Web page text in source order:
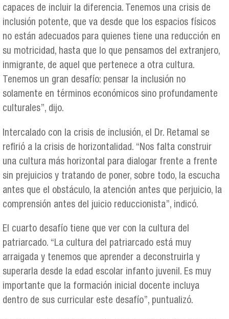
capaces de incluir la diferencia. Tenemos una crisis de
inclusión potente, que va desde que los espacios físicos
no están adecuados para quienes tiene una reducción en
su motricidad, hasta que lo que pensamos del extranjero,
inmigrante, de aquel que pertenece a otra cultura.
Tenemos un gran desafío: pensar la inclusión no
solamente en términos económicos sino profundamente
culturales”, dijo.
Intercalado con la crisis de inclusión, el Dr. Retamal se
refirió a la crisis de horizontalidad. “Nos falta construir
una cultura más horizontal para dialogar frente a frente
sin prejuicios y tratando de poner, sobre todo, la escucha
antes que el obstáculo, la atención antes que perjuicio, la
comprensión antes del juicio reduccionista”, indicó.
El cuarto desafío tiene que ver con la cultura del
patriarcado. “La cultura del patriarcado está muy
arraigada y tenemos que aprender a deconstruirla y
superarla desde la edad escolar infanto juvenil. Es muy
importante que la formación inicial docente incluya
dentro de sus curricular este desafío”, puntualizó.